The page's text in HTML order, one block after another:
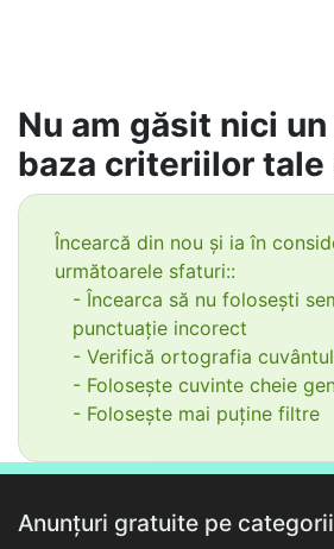
Nu am găsit nici
baza criteriilor tale
Încearcă din nou și ia în
următoarele sfaturi::
- Încearca să nu folosești
punctuație incorect
- Verifică ortografia
- Folosește cuvinte cheie
- Folosește mai puține filtre
Anunțuri gratuite pe categorii